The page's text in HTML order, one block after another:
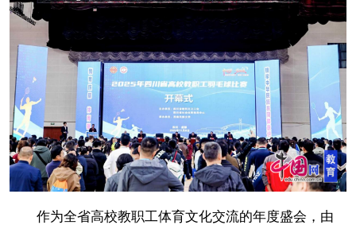
作为全省高校教职工体育文化交流的年度盛会，由